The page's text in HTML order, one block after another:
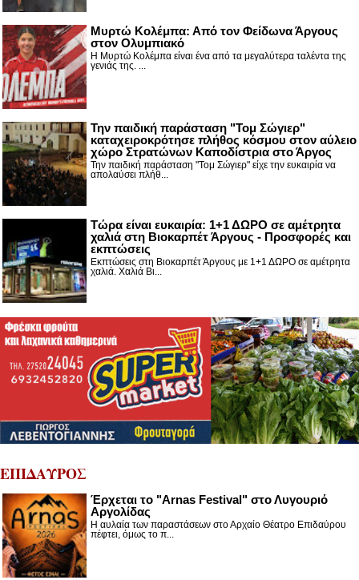
Μυρτώ Κολέμπα: Από τον Φείδωνα Άργους
στον Ολυμπιακό
Η Μυρτώ Κολέμπα είναι ένα από τα μεγαλύτερα ταλέντα της
γενιάς της. ...
Την παιδική παράσταση "Τομ Σώγιερ"
καταχειροκρότησε πλήθος κόσμου στον αύλειο
χώρο Στρατώνων Καποδίστρια στο Άργος
Την παιδική παράσταση "Τομ Σώγιερ" είχε την ευκαιρία να
απολαύσει πλήθ...
Τώρα είναι ευκαιρία: 1+1 ΔΩΡΟ σε αμέτρητα
χαλιά στη Βιοκαρπέτ Άργους - Προσφορές και
εκπτώσεις
Εκπτώσεις στη Βιοκαρπέτ Άργους με 1+1 ΔΩΡΟ σε αμέτρητα
χαλιά. Χαλιά Βι...
ΕΠΙΔΑΥΡΟΣ
Έρχεται το "Arnas Festival" στο Λυγουριό
Αργολίδας
Η αυλαία των παραστάσεων στο Αρχαίο Θέατρο Επιδαύρου
πέφτει, όμως το π...